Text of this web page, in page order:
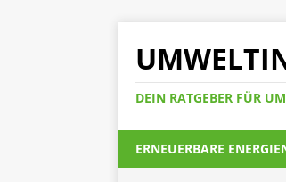
DEIN RATGEBER FÜR
ERNEUERBARE